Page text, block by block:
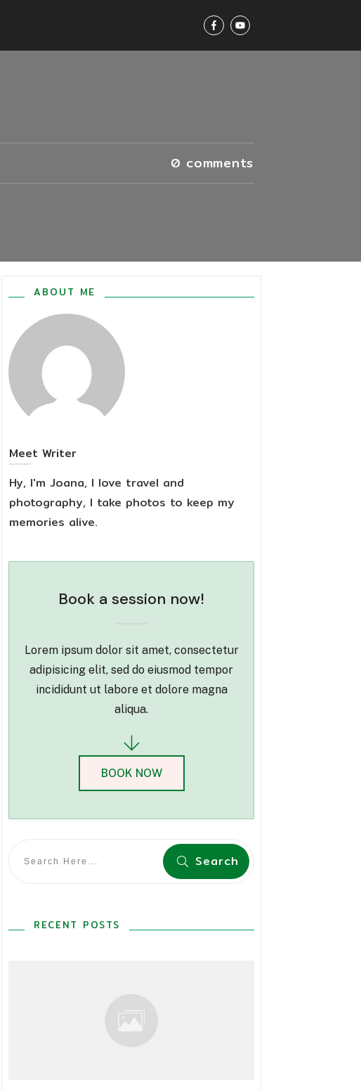
0 comments
ABOUT ME
Meet Writer
Hy, I'm Joana, I love travel and
photography, I take photos to keep my
memories alive.
Book a session now!
Lorem ipsum dolor sit amet, consectetur
adipisicing elit, sed do eiusmod tempor
incididunt ut labore et dolore magna
aliqua.
BOOK NOW
Search
RECENT POSTS